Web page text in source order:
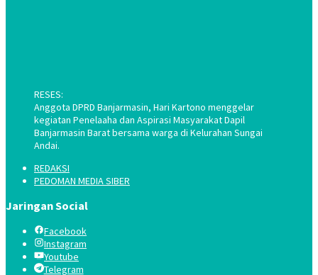
RESES:
Anggota DPRD Banjarmasin, Hari Kartono menggelar
kegiatan Penelaaha dan Aspirasi Masyarakat Dapil
Banjarmasin Barat bersama warga di Kelurahan Sungai
Andai.
REDAKSI
PEDOMAN MEDIA SIBER
Jaringan Social
Facebook
Instagram
Youtube
Telegram